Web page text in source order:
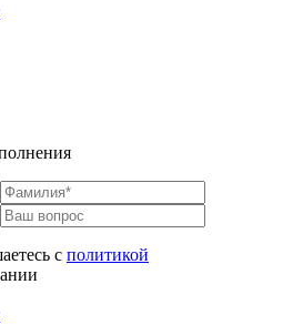
с политикой